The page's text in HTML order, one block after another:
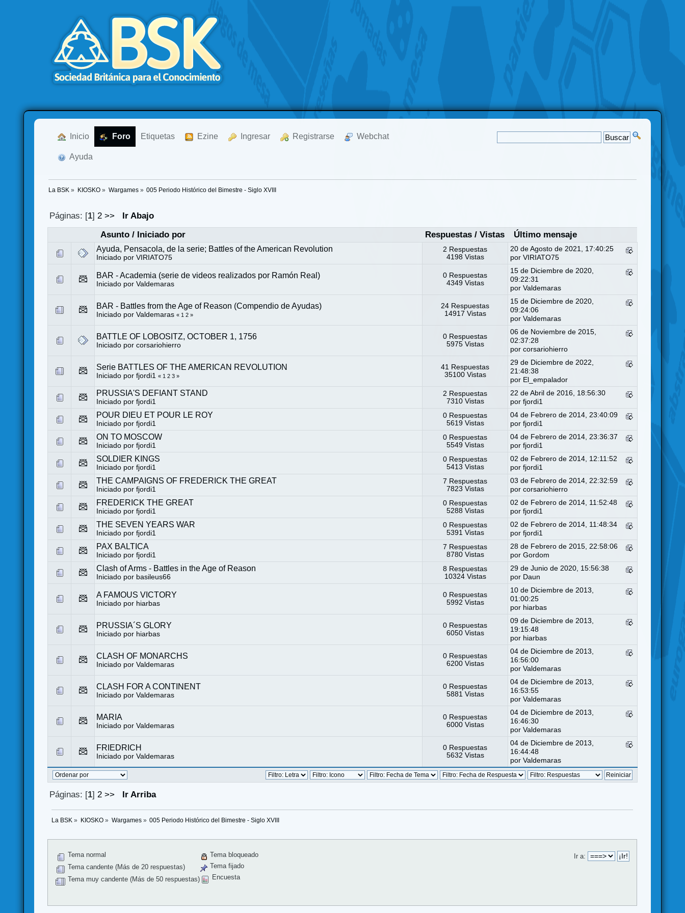
Inicio Foro Etiquetas Ezine Ingresar Registrarse Webchat
Ayuda
La BSK » KIOSKO» Wargames» 005 Periodo Histórico del Bimestre - Siglo XVIII
Páginas: [1] 2 >>
Ir Abajo
Asunto/ Iniciado por Respuestas /Vistas Último mensaje
Ayuda, Pensacola, de la serie; Battles of the American Revolution
Iniciado porVIRIATO75
2 Respuestas
4198 Vistas
20 de Agosto de 2021, 17:40:25
porVIRIATO75
BAR - Academia (serie de videos realizados por Ramón Real)
Iniciado porValdemaras
0 Respuestas
4349 Vistas
15 de Diciembre de 2020,
09:22:31
porValdemaras
BAR - Battles from the Age of Reason (Compendio de Ayudas)
Iniciado porValdemaras « 1 2 »
24 Respuestas
14917 Vistas
15 de Diciembre de 2020,
09:24:06
porValdemaras
BATTLE OF LOBOSITZ, OCTOBER 1, 1756
Iniciado porcorsariohierro
0 Respuestas
5975 Vistas
06 de Noviembre de 2015,
02:37:28
porcorsariohierro
Serie BATTLES OF THE AMERICAN REVOLUTION
Iniciado porfjordi1 « 1 2 3 »
41 Respuestas
35100 Vistas
29 de Diciembre de 2022,
21:48:38
por El_empalador
PRUSSIA'S DEFIANT STAND
Iniciado porfjordi1
2 Respuestas
7310 Vistas
22 de Abril de 2016, 18:56:30
porfjordi1
POUR DIEU ET POUR LE ROY
Iniciado porfjordi1
0 Respuestas
5619 Vistas
04 de Febrero de 2014, 23:40:09
porfjordi1
ON TO MOSCOW
Iniciado porfjordi1
0 Respuestas
5549 Vistas
04 de Febrero de 2014, 23:36:37
porfjordi1
SOLDIER KINGS
Iniciado porfjordi1
0 Respuestas
5413 Vistas
02 de Febrero de 2014, 12:11:52
porfjordi1
THE CAMPAIGNS OF FREDERICK THE GREAT
Iniciado porfjordi1
7 Respuestas
7823 Vistas
03 de Febrero de 2014, 22:32:59
porcorsariohierro
FREDERICK THE GREAT
Iniciado porfjordi1
0 Respuestas
5288 Vistas
02 de Febrero de 2014, 11:52:48
porfjordi1
THE SEVEN YEARS WAR
Iniciado porfjordi1
0 Respuestas
5391 Vistas
02 de Febrero de 2014, 11:48:34
porfjordi1
PAX BALTICA
Iniciado porfjordi1
7 Respuestas
8780 Vistas
28 de Febrero de 2015, 22:58:06
porGordom
Clash of Arms - Battles in the Age of Reason
Iniciado por basileus66
8 Respuestas
10324 Vistas
29 de Junio de 2020, 15:56:38
por Daun
A FAMOUS VICTORY
Iniciado por hiarbas
0 Respuestas
5992 Vistas
10 de Diciembre de 2013,
01:00:25
por hiarbas
PRUSSIA´S GLORY
Iniciado por hiarbas
0 Respuestas
6050 Vistas
09 de Diciembre de 2013,
19:15:48
por hiarbas
CLASH OF MONARCHS
Iniciado porValdemaras
0 Respuestas
6200 Vistas
04 de Diciembre de 2013,
16:56:00
porValdemaras
CLASH FOR A CONTINENT
Iniciado porValdemaras
0 Respuestas
5881 Vistas
04 de Diciembre de 2013,
16:53:55
porValdemaras
MARIA
Iniciado porValdemaras
0 Respuestas
6000 Vistas
04 de Diciembre de 2013,
16:46:30
porValdemaras
FRIEDRICH
Iniciado porValdemaras
0 Respuestas
5632 Vistas
04 de Diciembre de 2013,
16:44:48
porValdemaras
Páginas: [1] 2 >> Ir Arriba
La BSK » KIOSKO» Wargames» 005 Periodo Histórico del Bimestre - Siglo XVIII
Ir a:
Tema normal
Tema candente (Más de 20 respuestas)
Tema muy candente (Más de 50 respuestas)
Tema bloqueado
Tema fijado
Encuesta